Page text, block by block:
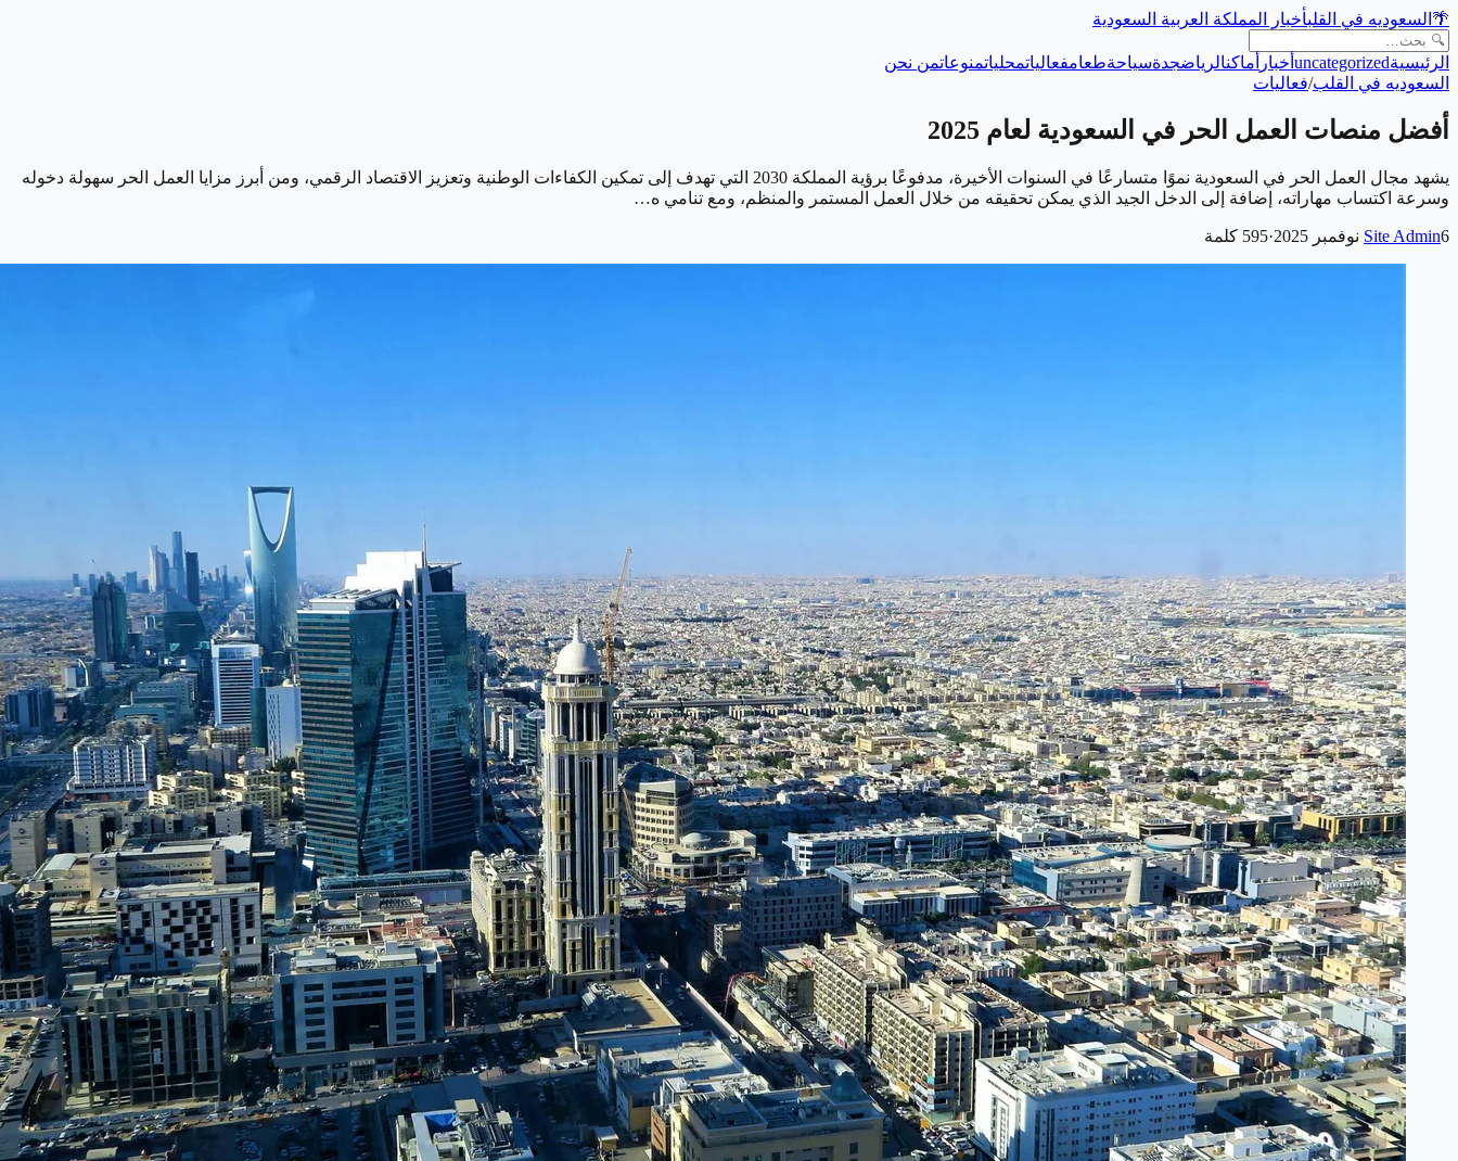
🌴 السعوديه في القلبأخبار المملكة العربية السعودية
الرئيسيةuncategorized أخبار أماكنالرياضجدةسياحةطعامفعالياتمحلياتمنوعاتمن نحن
السعوديه في القلب/فعاليات
أفضل منصات العمل الحر في السعودية لعام 2025
يشهد مجال العمل الحر في السعودية نموًا متسارعًا في السنوات الأخيرة، مدفوعًا برؤية المملكة 2030 التي تهدف إلى تمكين الكفاءات الوطنية وتعزيز الاقتصاد الرقمي، ومن أبرز مزايا العمل الحر سهولة دخوله
وسرعة اكتساب مهاراته، إضافة إلى الدخل الجيد الذي يمكن تحقيقه من خلال العمل المستمر والمنظم، ومع تنامي ه…
Site Admin6 نوفمبر 2025 ·
595 كلمة